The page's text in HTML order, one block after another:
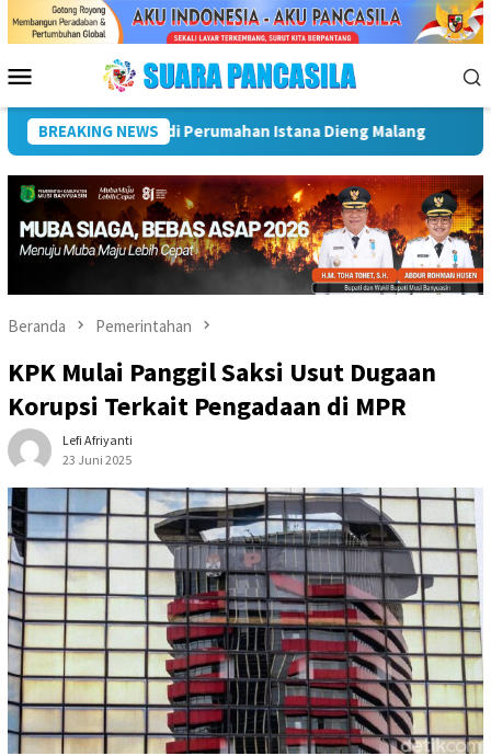
Menu
Mobile
BREAKING NEWS
Linggau Kukuhkan Pramuka Garuda dan Lepas Peserta Jambore
Beranda Pemerintahan
KPK Mulai Panggil Saksi Usut Dugaan
Korupsi Terkait Pengadaan di MPR
Lefi Afriyanti
23 Juni 2025